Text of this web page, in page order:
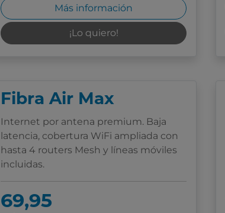
Más información
¡Lo quiero!
Fibra Air Max
Internet por antena premium. Baja
latencia, cobertura WiFi ampliada con
hasta 4 routers Mesh y líneas móviles
incluidas.
69,95